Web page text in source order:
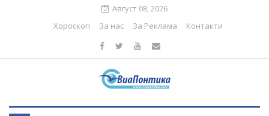
Август 08, 2026
Хороскоп
За нас За Реклама Контакти